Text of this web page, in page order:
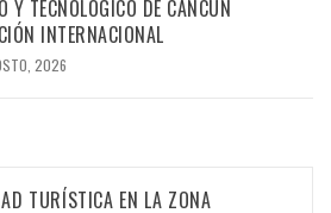
Y TECNOLÓGICO DE CANCÚN
INTERNACIONAL
2026
TURÍSTICA EN LA ZONA